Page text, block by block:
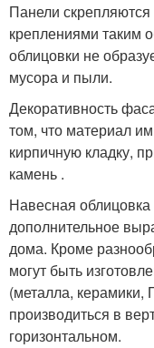
Панели
креплениями таким
облицовки не
мусора и пыли.
Декоративность
том, что материал
кирпичную кладку,
камень .
Навесная
дополнительное
дома. Кроме
могут быть
(металла,
производиться в
горизонтальном.